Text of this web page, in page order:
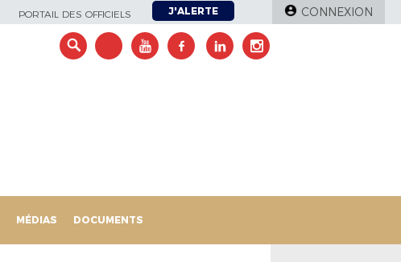
PORTAIL DES OFFICIELS J'ALERTE CONNEXION
MÉDIAS DOCUMENTS